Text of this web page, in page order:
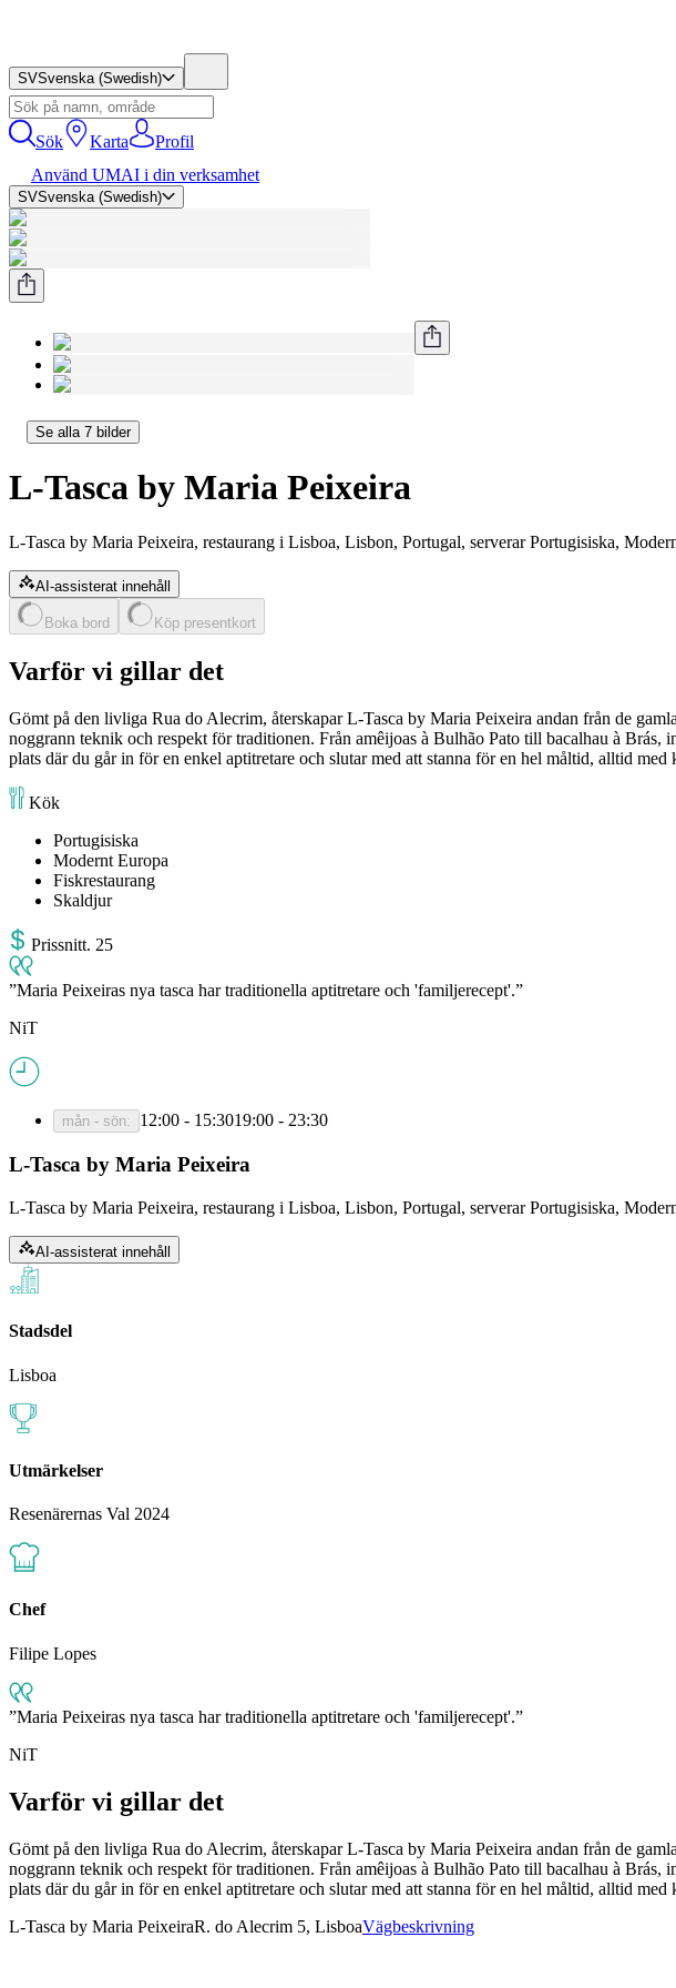
SVSvenska (Swedish)
Sök Karta
Profil
Använd UMAI i din verksamhet
SVSvenska (Swedish)
Se alla 7 bilder
L-Tasca by Maria Peixeira
L-Tasca by Maria Peixeira, restaurang i Lisboa, Lisbon, Portugal, serverar Portugisiska,
AI-assisterat innehåll
Boka bord Köp presentkort
Varför vi gillar det
Gömt på den livliga Rua do Alecrim, återskapar L-Tasca by Maria Peixeira andan från de
noggrann teknik och respekt för traditionen. Från amêijoas à Bulhão Pato till bacalhau à
plats där du går in för en enkel aptitretare och slutar med att stanna för en hel måltid, alltid med
Kök
Portugisiska
Modernt Europa
Fiskrestaurang
Skaldjur
Prissnitt. 25
Maria Peixeiras nya tasca har traditionella aptitretare och 'familjerecept'.
NiT
mån - sön: 12:00 - 15:3019:00 - 23:30
L-Tasca by Maria Peixeira
L-Tasca by Maria Peixeira, restaurang i Lisboa, Lisbon, Portugal, serverar Portugisiska,
AI-assisterat innehåll
Stadsdel
Lisboa
Utmärkelser
Resenärernas Val 2024
Chef
Filipe Lopes
Maria Peixeiras nya tasca har traditionella aptitretare och 'familjerecept'.
NiT
Varför vi gillar det
Gömt på den livliga Rua do Alecrim, återskapar L-Tasca by Maria Peixeira andan från de
noggrann teknik och respekt för traditionen. Från amêijoas à Bulhão Pato till bacalhau à
plats där du går in för en enkel aptitretare och slutar med att stanna för en hel måltid, alltid med
L-Tasca by Maria PeixeiraR. do Alecrim 5, LisboaVägbeskrivning